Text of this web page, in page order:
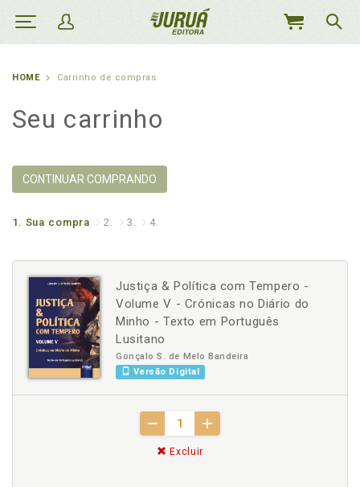
MEU
HOME Carrinho de compras
Seu carrinho
CONTINUAR COMPRANDO
1. Sua compra 2. 3. 4.
Justiça & Política com Tempero -
Volume V - Crónicas no Diário do
Minho - Texto em Português
Lusitano
Gonçalo S. de Melo Bandeira
Versão Digital
Excluir